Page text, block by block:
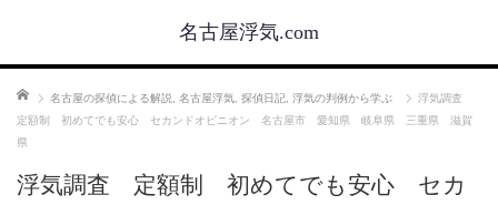
名古屋浮気.com
ホーム 名古屋の探偵による解説 名古屋浮気 探偵日記 浮気の判例から学ぶ
浮気調査
定額制 初めてでも安心 セカンドオピニオン 名古屋市 愛知県 岐阜県 三重県 滋賀
県
浮気調査 定額制 初めてでも安心 セカ